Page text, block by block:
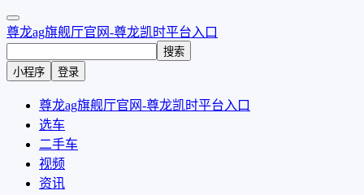
尊龙ag旗舰厅官网-尊龙凯时平台入口
搜索
小程序
登录
尊龙ag旗舰厅官网-尊龙凯时平台入口
选车
二手车
视频
资讯